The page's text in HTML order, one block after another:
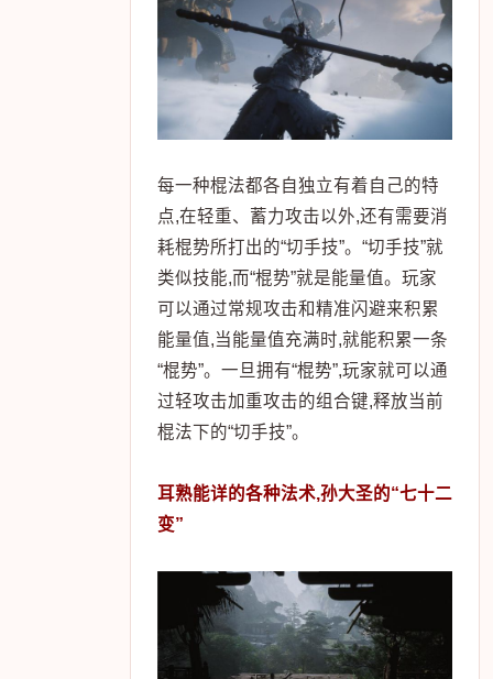
每一种棍法都各自独立有着自己的特
点,在轻重、蓄力攻击以外,还有需要消
耗棍势所打出的“切手技”。“切手技”就
类似技能,而“棍势”就是能量值。玩家
可以通过常规攻击和精准闪避来积累
能量值,当能量值充满时,就能积累一条
“棍势”。一旦拥有“棍势”,玩家就可以通
过轻攻击加重攻击的组合键,释放当前
棍法下的“切手技”。
耳熟能详的各种法术,孙大圣的“七十二
变”